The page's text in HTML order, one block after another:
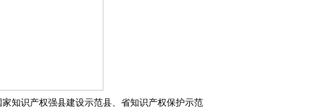
知识产权强县建设示范县、省知识产权保护示范